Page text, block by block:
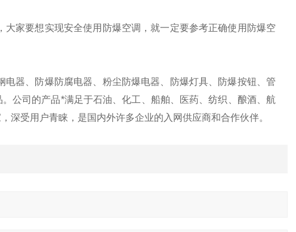
家要想实现安全使用防爆空调，就一定要参考正确使用防爆空
器、防爆防腐电器、粉尘防爆电器、防爆灯具、防爆按钮、管
公司的产品*满足于石油、化工、船舶、医药、纺织、酿酒、航
深受用户青睐，是国内外许多企业的入网供应商和合作伙伴。